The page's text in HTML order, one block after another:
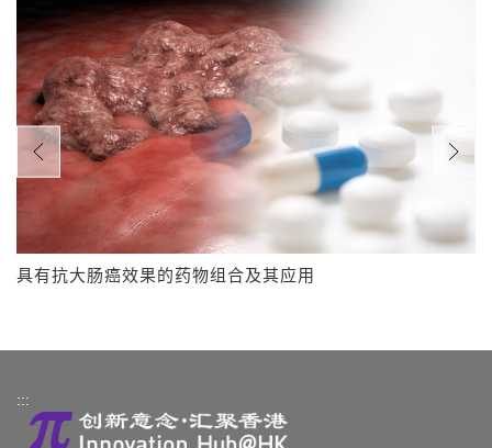
具有抗大肠癌效果的药物组合及其应用
:::